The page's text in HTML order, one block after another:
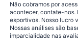
Não cobramos por
acontecer, contate-nos.
esportivos. Nosso lucro
Nossas análises são
imparcialidade nas